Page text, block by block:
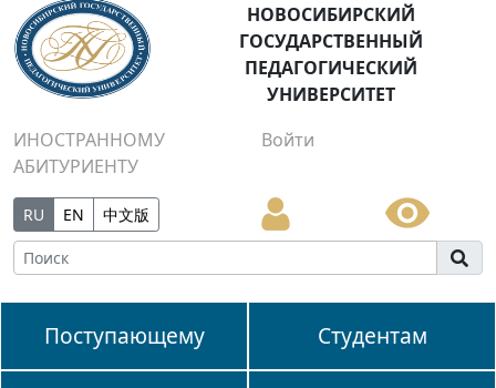
НОВОСИБИРСКИЙ
ГОСУДАРСТВЕННЫЙ
ПЕДАГОГИЧЕСКИЙ
УНИВЕРСИТЕТ
ИНОСТРАННОМУ
АБИТУРИЕНТУ
Войти
RU EN 中文版
Поступающему Студентам